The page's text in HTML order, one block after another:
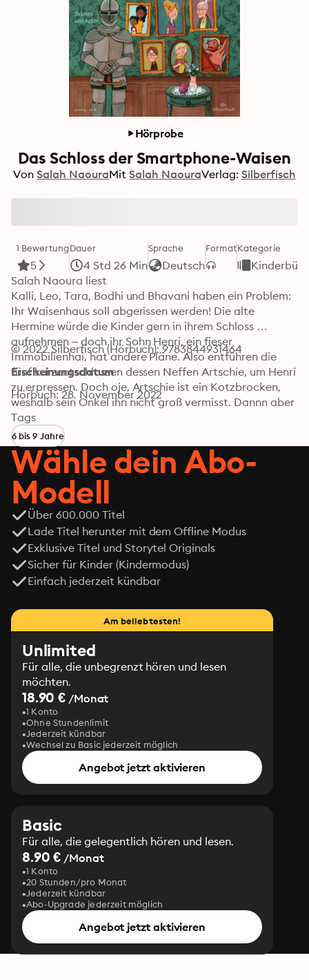
Hörprobe
Das Schloss der Smartphone-Waisen
Von Salah NaouraMit Salah NaouraVerlag: Silberfisch
1 Bewertung
5
Dauer
4 Std 26 Min
Sprache
Deutsch
FormatKategorie
Salah Naoura liest
Kalli, Leo, Tara, Bodhi und Bhavani haben ein Problem:
Ihr Waisenhaus soll abgerissen werden! Die alte
Hermine würde die Kinder gern in ihrem Schloss
aufnehmen – doch ihr Sohn Henri, ein fieser
Immobilienhai, hat andere Pläne. Also entführen die
fünf kurzentschlossen dessen Neffen Artschie, um Henri
zu erpressen. Doch oje, Artschie ist ein Kotzbrocken,
weshalb sein Onkel ihn nicht groß vermisst. Dannn aber
wechselt Artschie plötzlich die Fronten und plant
gemeinsam mit seinen Entführern den nächsten Coup
gegen Henri ...
© 2022 Silberfisch (Hörbuch): 9783844931464
Erscheinungsdatum
Hörbuch: 28. November 2022
Tags
6 bis 9 Jahre
Wähle dein Abo-
Modell
Über 600.000 Titel
Lade Titel herunter mit dem Offline Modus
Exklusive Titel und Storytel Originals
Sicher für Kinder (Kindermodus)
Einfach jederzeit kündbar
Am beliebtesten!
Unlimited
Für alle, die unbegrenzt hören und lesen
möchten.
18.90 € /Monat
1 Konto
Ohne Stundenlimit
Jederzeit kündbar
Wechsel zu Basic jederzeit möglich
Angebot jetzt aktivieren
Basic
Für alle, die gelegentlich hören und lesen.
8.90 € /Monat
1 Konto
20 Stunden/pro Monat
Jederzeit kündbar
Abo-Upgrade jederzeit möglich
Angebot jetzt aktivieren